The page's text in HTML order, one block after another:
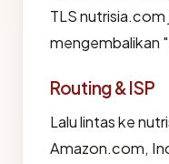
TLS
mengembalikan
Routing & ISP
Lalu lintas ke
Amazon.com,